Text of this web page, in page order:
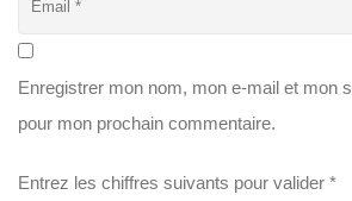
Enregistrer mon nom, mon e-mail et mon
pour mon prochain commentaire.
Entrez les chiffres suivants pour valider *